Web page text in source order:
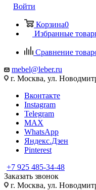
Войти
Корзина0
Избранные
Сравнение
mebel@leber.ru
г. Москва, ул.
Вконтакте
Instagram
Telegram
MAX
WhatsApp
Яндекс.Дзен
Pinterest
+7 925 485-34-48
Заказать звонок
г. Москва, ул.